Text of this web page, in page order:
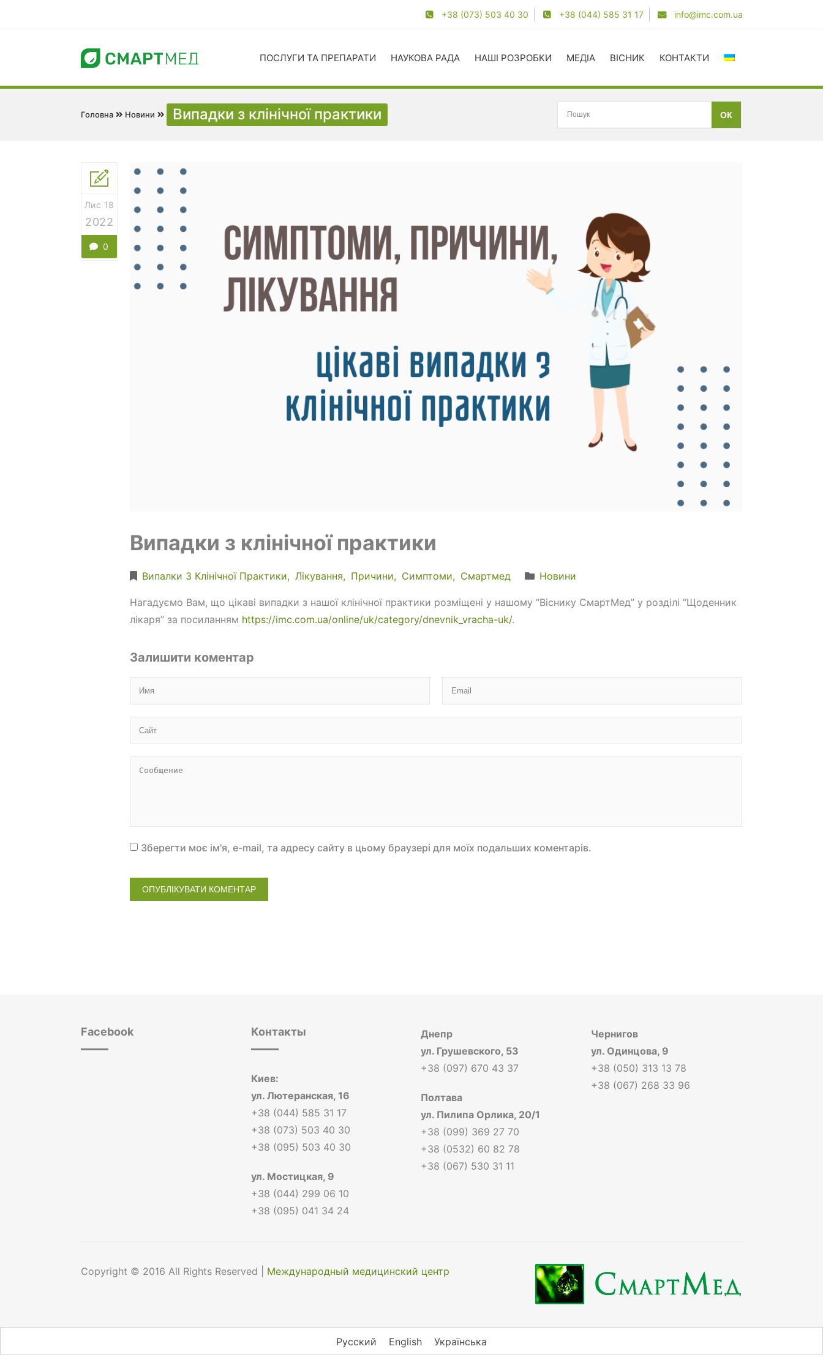
+38 (073) 503 40 30 +38 (044) 585 31 17 info@imc.com.ua
ПОСЛУГИ ТА ПРЕПАРАТИ НАУКОВА РАДА НАШІ РОЗРОБКИ МЕДІА ВІСНИК КОНТАКТИ
Головна Новини Випадки з клінічної практики
Лис 18
2022
0
Випадки з клінічної практики
Випалки З Клінічної Практики Лікування Причини Симптоми Смартмед Новини
Нагадуємо Вам, що цікаві випадки з нашої клінічної практики розміщені у нашому “Віснику СмартМед” у розділі “Щоденник
лікаря” за посиланням https://imc.com.ua/online/uk/category/dnevnik_vracha-uk/.
Залишити коментар
Зберегти моє ім'я, e-mail, та адресу сайту в цьому браузері для моїх подальших коментарів.
Facebook Контакты
Киев:
ул. Лютеранская, 16
+38 (044) 585 31 17
+38 (073) 503 40 30
+38 (095) 503 40 30
ул. Мостицкая, 9
+38 (044) 299 06 10
+38 (095) 041 34 24
Днепр
ул. Грушевского, 53
+38 (097) 670 43 37
Полтава
ул. Пилипа Орлика, 20/1
+38 (099) 369 27 70
+38 (0532) 60 82 78
+38 (067) 530 31 11
Чернигов
ул. Одинцова, 9
+38 (050) 313 13 78
+38 (067) 268 33 96
Copyright © 2016 All Rights Reserved | Международный медицинский центр
Русский English Українська